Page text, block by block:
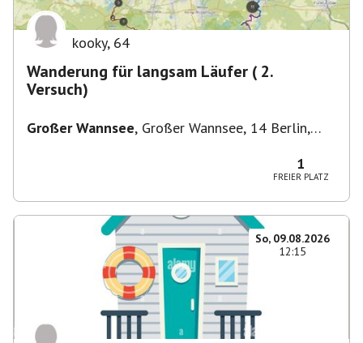
kooky, 64
Wanderung für langsam Läufer ( 2.
Versuch)
Großer Wannsee, Großer Wannsee, 14 Berlin,
1
FREIER PLATZ
So, 09.08.2026
12:15